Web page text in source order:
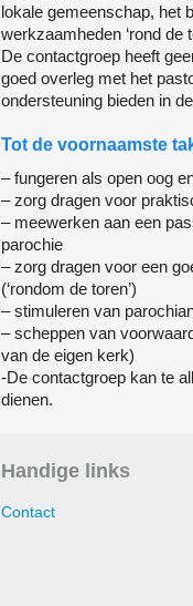
lokale gemeenschap, het
werkzaamheden ‘rond de
De contactgroep heeft
goed overleg met het
ondersteuning bieden in
Tot de voornaamste
– fungeren als open oog
– zorg dragen voor
– meewerken aan een
parochie
– zorg dragen voor een
(‘rondom de toren’)
– stimuleren van
– scheppen van
van de eigen kerk)
-De contactgroep kan te
dienen.
Handige links
Contact